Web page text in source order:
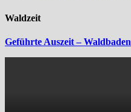
Waldzeit
Geführte Auszeit – Waldbaden